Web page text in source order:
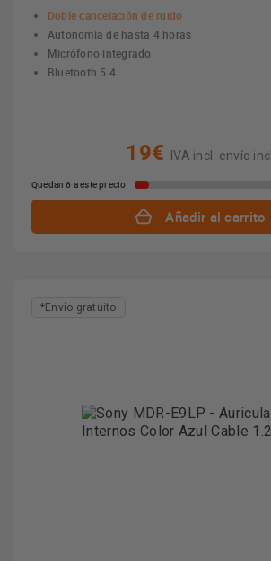
Doble cancelación de ruido
Autonomía de hasta 4 horas
Micrófono integrado
Bluetooth 5.4
19€ IVA incl. envío incl.
Quedan 6 a este precio
Añadir al carrito
*Envío gratuito